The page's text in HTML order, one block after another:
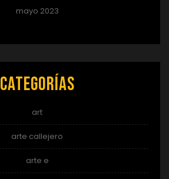
mayo 2023
Categorías
art
arte callejero
arte e